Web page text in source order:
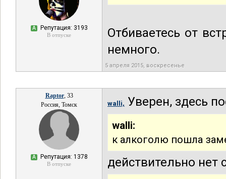
А Репутация: 3193
В отпуске
Отбиваетесь от
немного.
5 апреля 2015, воскресенье
Raptor, 33
Россия, Томск
А Репутация: 1378
В отпуске
walli, Уверен, здесь
walli:
к алкоголю пошла
действительно нет